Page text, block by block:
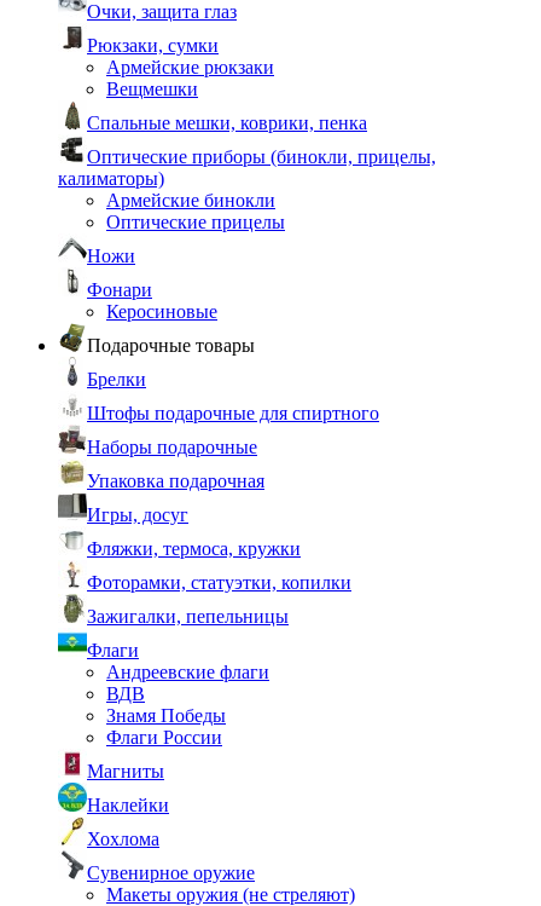
Очки, защита глаз
Рюкзаки, сумки
Армейские рюкзаки
Вещмешки
Спальные мешки, коврики, пенка
Оптические приборы (бинокли, прицелы,
калиматоры)
Армейские бинокли
Оптические прицелы
Ножи
Фонари
Керосиновые
Подарочные товары
Брелки
Штофы подарочные для спиртного
Наборы подарочные
Упаковка подарочная
Игры, досуг
Фляжки, термоса, кружки
Фоторамки, статуэтки, копилки
Зажигалки, пепельницы
Флаги
Андреевские флаги
ВДВ
Знамя Победы
Флаги России
Магниты
Наклейки
Хохлома
Сувенирное оружие
Макеты оружия (не стреляют)